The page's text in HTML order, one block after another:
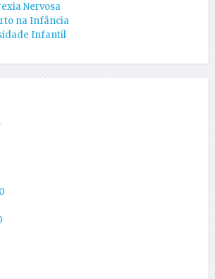
Nervosa
na Infância
Infantil